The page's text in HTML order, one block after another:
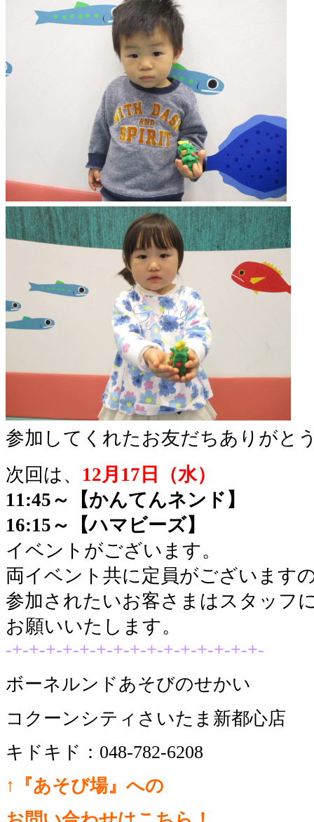
参加してくれたお友だちありがと
次回は、 12月17日（水）
11:45～【かんてんネンド】
16:15～【ハマビーズ】
イベントがございます。
両イベント共に定員がございます
参加されたいお客さまはスタッフ
お願いいたします。
-+-+-+-+-+-+-+-+-+-+-+-+-+-+-+-
ボーネルンドあそびのせかい
コクーンシティさいたま新都心店
キドキド： 048-782-6208
↑『あそび場』への